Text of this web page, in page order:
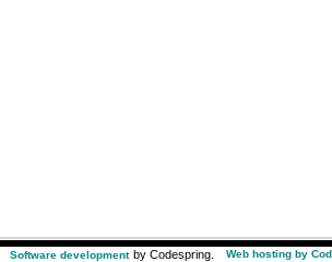
Software development by Codespring. Web hosting by